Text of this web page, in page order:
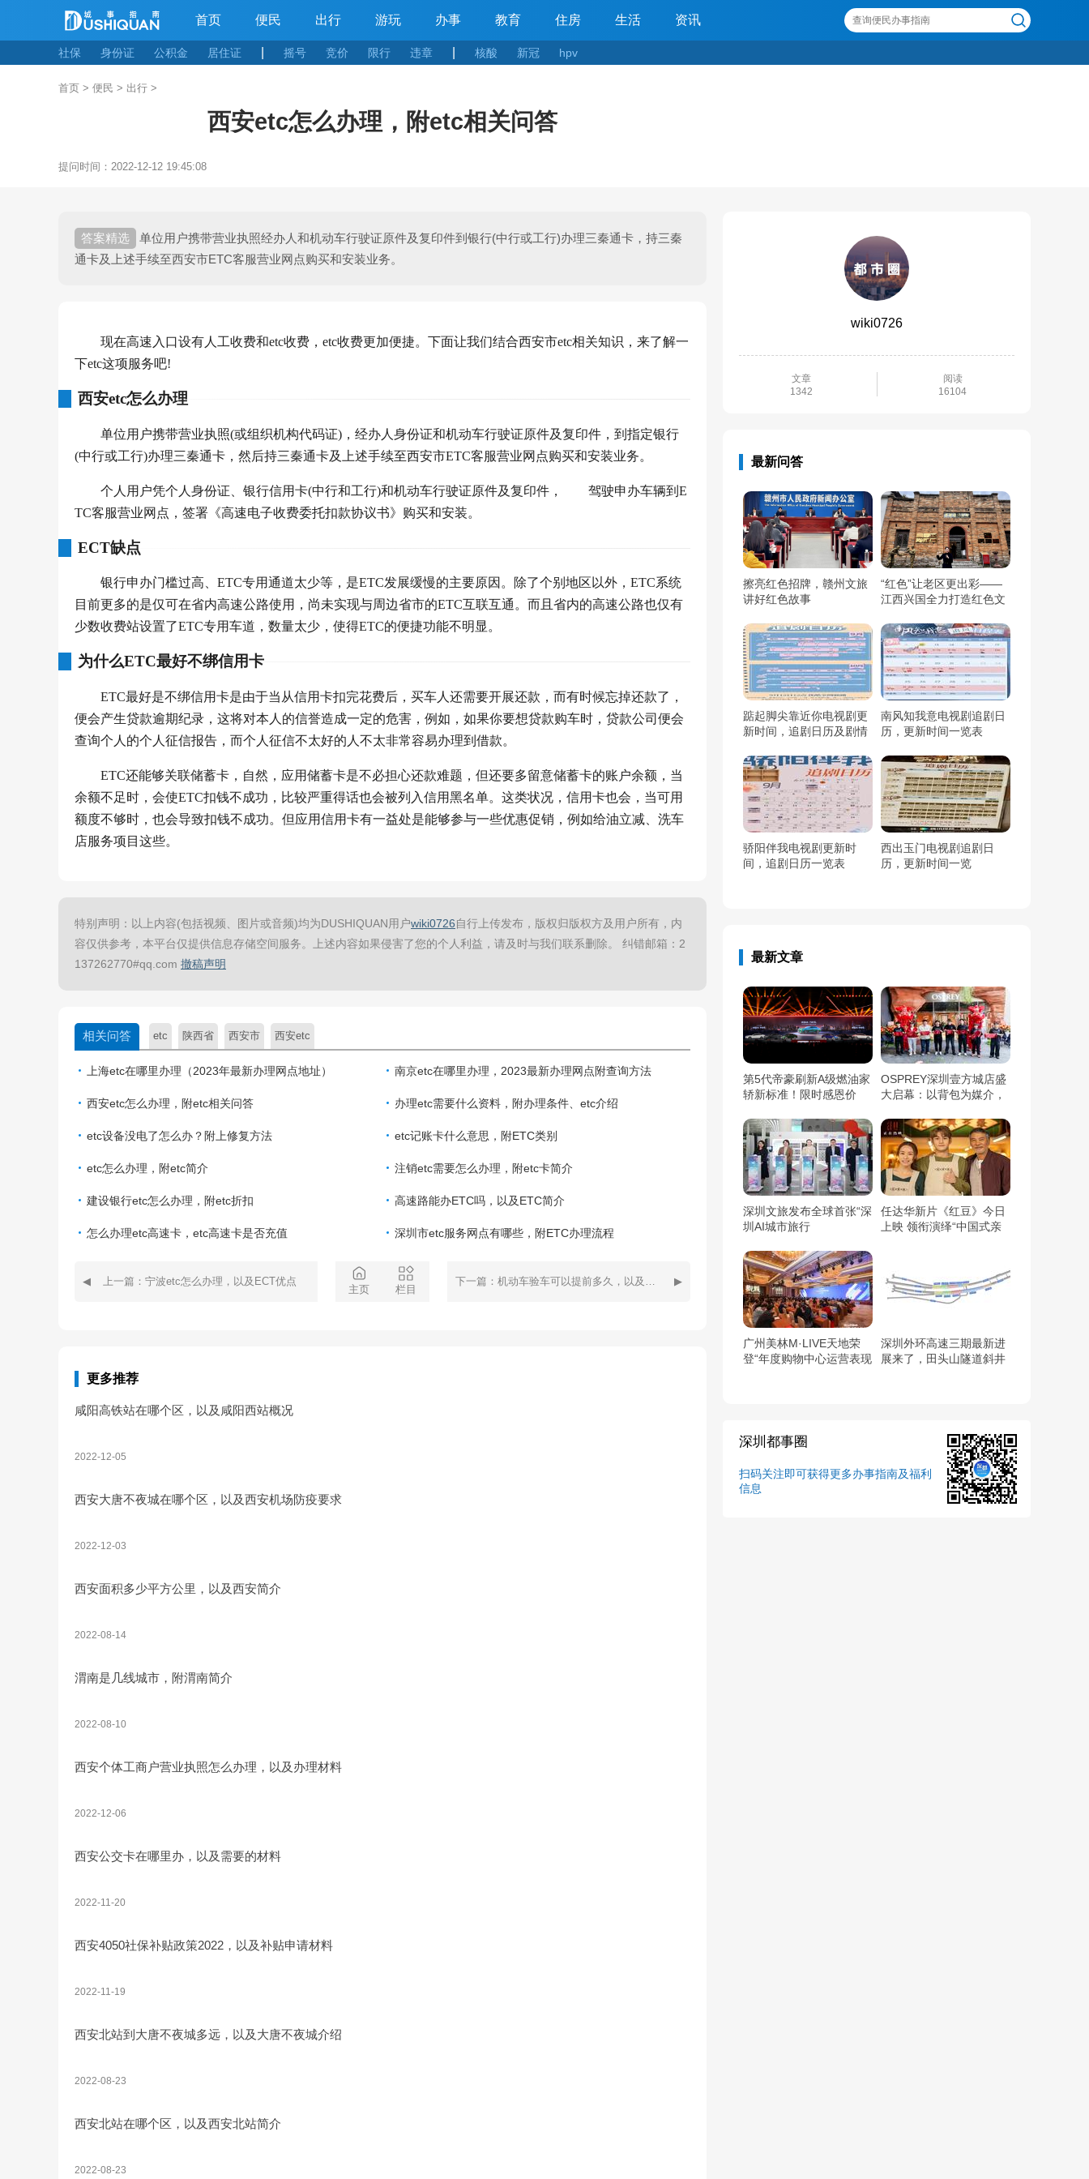
首页 便民 出行 游玩 办事 教育 住房 生活 资讯
社保 身份证 公积金 居住证 摇号 竞价 限行 违章 核酸 新冠 hpv
首页 > 便民 > 出行 >
西安etc怎么办理，附etc相关问答
提问时间： 2022-12-12 19:45:08
单位用户携带营业执照经办人和机动车行驶证原件及复印件到银行(中行或工行)办理三秦通卡，持三秦
通卡及上述手续至西安市ETC客服营业网点购买和安装业务。
现在高速入口设有人工收费和etc收费，etc收费更加便捷。下面让我们结合西安市etc相关知识，来了解一
下etc这项服务吧!
西安etc怎么办理
单位用户携带营业执照(或组织机构代码证)，经办人身份证和机动车行驶证原件及复印件，到指定银行
(中行或工行)办理三秦通卡，然后持三秦通卡及上述手续至西安市ETC客服营业网点购买和安装业务。
个人用户凭个人身份证、银行信用卡(中行和工行)和机动车行驶证原件及复印件， 驾驶申办车辆到E
TC客服营业网点，签署《高速电子收费委托扣款协议书》购买和安装。
ECT缺点
银行申办门槛过高、ETC专用通道太少等，是ETC发展缓慢的主要原因。除了个别地区以外，ETC系统
目前更多的是仅可在省内高速公路使用，尚未实现与周边省市的ETC互联互通。而且省内的高速公路也仅有
少数收费站设置了ETC专用车道，数量太少，使得ETC的便捷功能不明显。
为什么ETC最好不绑信用卡
ETC最好是不绑信用卡是由于当从信用卡扣完花费后，买车人还需要开展还款，而有时候忘掉还款了，
便会产生贷款逾期纪录，这将对本人的信誉造成一定的危害，例如，如果你要想贷款购车时，贷款公司便会
查询个人的个人征信报告，而个人征信不太好的人不太非常容易办理到借款。
ETC还能够关联储蓄卡，自然，应用储蓄卡是不必担心还款难题，但还要多留意储蓄卡的账户余额，当
余额不足时，会使ETC扣钱不成功，比较严重得话也会被列入信用黑名单。这类状况，信用卡也会，当可用
额度不够时，也会导致扣钱不成功。但应用信用卡有一益处是能够参与一些优惠促销，例如给油立减、洗车
店服务项目这些。
特别声明：以上内容(包括视频、图片或音频)均为DUSHIQUAN用户wiki0726自行上传发布，版权归版权方及用户所有，内
容仅供参考，本平台仅提供信息存储空间服务。上述内容如果侵害了您的个人利益，请及时与我们联系删除。 纠错邮箱：2
137262770#qq.com 撤稿声明
相关问答 etc 陕西省 西安市 西安etc
上海etc在哪里办理（2023年最新办理网点地址） 南京etc在哪里办理，2023最新办理网点附查询方法
西安etc怎么办理，附etc相关问答 办理etc需要什么资料，附办理条件、etc介绍
etc设备没电了怎么办？附上修复方法 etc记账卡什么意思，附ETC类别
etc怎么办理，附etc简介 注销etc需要怎么办理，附etc卡简介
建设银行etc怎么办理，附etc折扣 高速路能办ETC吗，以及ETC简介
怎么办理etc高速卡，etc高速卡是否充值 深圳市etc服务网点有哪些，附ETC办理流程
上一篇：宁波etc怎么办理，以及ECT优点
主页 栏目
下一篇：机动车验车可以提前多久，以及车辆年检逾期怎么办
更多推荐
咸阳高铁站在哪个区，以及咸阳西站概况
2022-12-05
西安大唐不夜城在哪个区，以及西安机场防疫要求
2022-12-03
西安面积多少平方公里，以及西安简介
2022-08-14
渭南是几线城市，附渭南简介
2022-08-10
西安个体工商户营业执照怎么办理，以及办理材料
2022-12-06
西安公交卡在哪里办，以及需要的材料
2022-11-20
西安4050社保补贴政策2022，以及补贴申请材料
2022-11-19
西安北站到大唐不夜城多远，以及大唐不夜城介绍
2022-08-23
西安北站在哪个区，以及西安北站简介
2022-08-23
wiki0726
文章
1342
阅读
16104
最新问答
擦亮红色招牌，赣州文旅
讲好红色故事
“红色”让老区更出彩——
江西兴国全力打造红色文
踮起脚尖靠近你电视剧更
新时间，追剧日历及剧情
南风知我意电视剧追剧日
历，更新时间一览表
骄阳伴我电视剧更新时
间，追剧日历一览表
西出玉门电视剧追剧日
历，更新时间一览
最新文章
第5代帝豪刷新A级燃油家
轿新标准！限时感恩价
OSPREY深圳壹方城店盛
大启幕：以背包为媒介，
深圳文旅发布全球首张“深
圳AI城市旅行
Pass”：用AI链接世界与
深圳
任达华新片《红豆》今日
上映 领衔演绎“中国式亲
广州美林M·LIVE天地荣
登“年度购物中心运营表现
深圳外环高速三期最新进
展来了，田头山隧道斜井
深圳都事圈
扫码关注即可获得更多办事指南及福利
信息